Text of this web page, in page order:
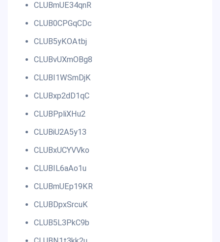
CLUBmUE34qnR
CLUB0CPGqCDc
CLUB5yKOAtbj
CLUBvUXmOBg8
CLUBI1WSmDjK
CLUBxp2dD1qC
CLUBPpliXHu2
CLUBiU2A5y13
CLUBxUCYVVko
CLUBIL6aAo1u
CLUBmUEp19KR
CLUBDpxSrcuK
CLUB5L3PkC9b